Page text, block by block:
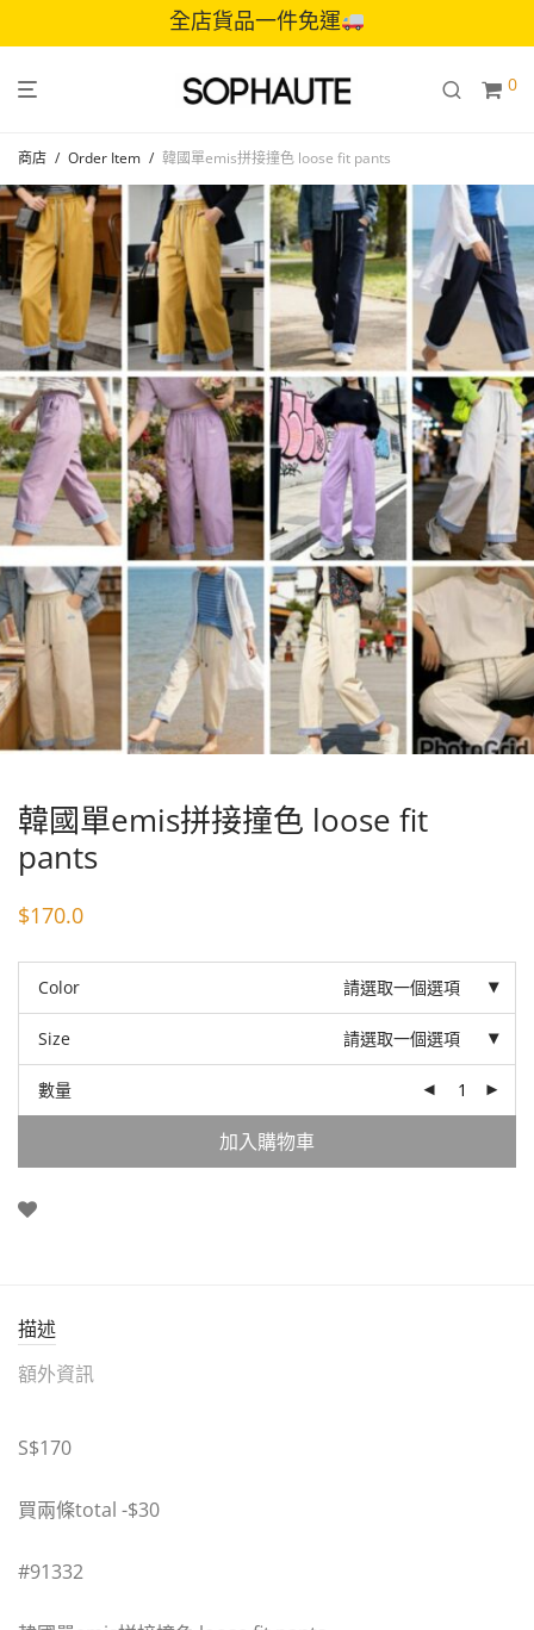
全店貨品一件免運
0
商店 / Order Item / 韓國單emis拼接撞色 loose fit pants
韓國單emis拼接撞色 loose fit
pants
$170.0
Color 請選取一個選項
Size 請選取一個選項
數量
加入購物車
描述
額外資訊
S$170
買兩條total -$30
#91332